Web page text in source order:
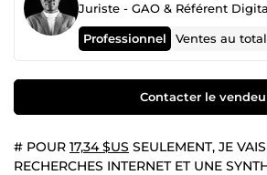
Professionnel Ventes au
Contacter le
# POUR 17,34 $US SEULEMENT, JE
RECHERCHES INTERNET ET UNE